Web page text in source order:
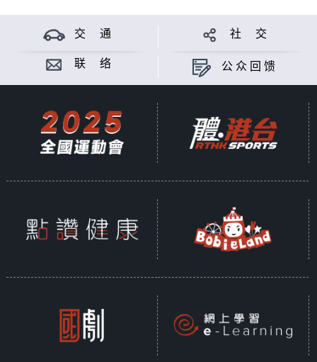
交 通 社 交
联 络 公众回馈